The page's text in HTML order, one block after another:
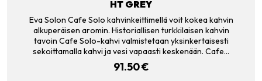
HT GREY
Eva Solon Cafe Solo kahvinkeittimellä voit kokea kahvin
alkuperäisen aromin. Historiallisen turkkilaisen kahvin
tavoin Cafe Solo-kahvi valmistetaan yksinkertaisesti
sekoittamalla kahvi ja vesi vapaasti keskenään. Cafe…
91.50€